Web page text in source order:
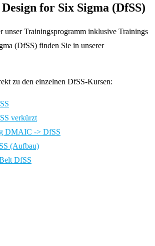
for Six Sigma (DfSS)
unser Trainingsprogramm inklusive Trainings
(DfSS) finden Sie in unserer
zu den einzelnen DfSS-Kursen:
verkürzt
DMAIC -> DfSS
(Aufbau)
DfSS